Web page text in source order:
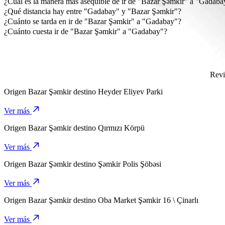
La forma más asequible para ir de "Bazar Şəmkir" a "Gadabay" es
¿Qué distancia hay entre "Gadabay" y "Bazar Şəmkir"?
"Gadabay" está a unos 38,8 km de Bazar Şəmkir.
¿Cuánto se tarda en ir de "Bazar Şəmkir" a "Gadabay"?
Se tarda unos 40 min en ir de "Bazar Şəmkir" a "Gadabay" en Bolt.
¿Cuánto cuesta ir de "Bazar Şəmkir" a "Gadabay"?
Origen Bazar Şəmkir destino Heyder Eliyev Parki
Ver más
Origen Bazar Şəmkir destino Qırmızı Körpü
Ver más
Origen Bazar Şəmkir destino Şəmkir Polis Şöbəsi
Ver más
Origen Bazar Şəmkir destino Oba Market Şəmkir 16 \ Çinarlı
Ver más